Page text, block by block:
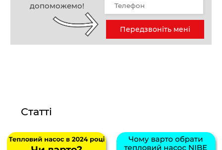
допоможемо!
Передзвоніть мені
Статті